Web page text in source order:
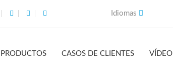
Idiomas
PRODUCTOS CASOS DE CLIENTES VÍDEO